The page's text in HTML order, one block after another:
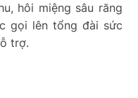
hôi miệng sâu răng
gọi lên tổng đài sức
trợ.